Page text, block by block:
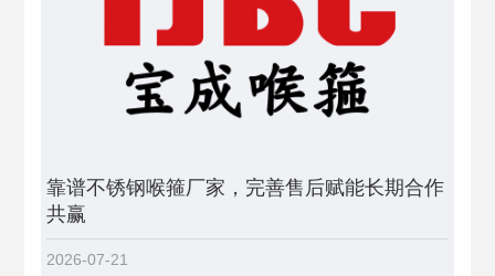
靠谱不锈钢喉箍厂家，完善售后赋能长期合作
共赢
2026-07-21